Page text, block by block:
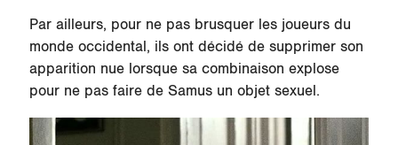
Par ailleurs, pour ne pas brusquer les joueurs du
monde occidental, ils ont décidé de supprimer son
apparition nue lorsque sa combinaison explose
pour ne pas faire de Samus un objet sexuel.